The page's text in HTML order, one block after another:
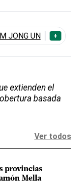
JONG UN +
extienden el
basada
Ver todos
provincias
Mella